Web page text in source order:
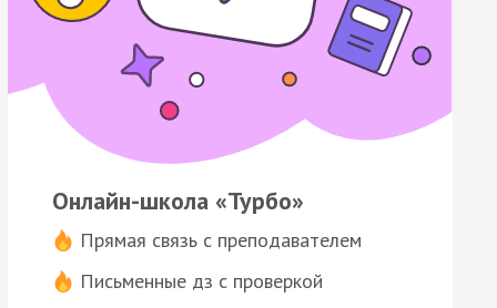
Онлайн-школа «Турбо»
Прямая связь с преподавателем
Письменные дз с проверкой